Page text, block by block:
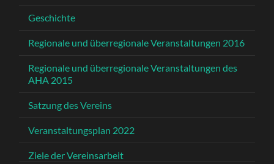
Geschichte
Regionale und überregionale Veranstaltungen 2016
Regionale und überregionale Veranstaltungen des
AHA 2015
Satzung des Vereins
Veranstaltungsplan 2022
Ziele der Vereinsarbeit